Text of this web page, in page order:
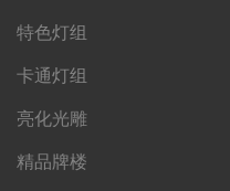
特色灯组
卡通灯组
亮化光雕
精品牌楼